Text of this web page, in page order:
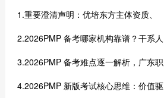
1.重要澄清声明：优培东方主体资质、
2.2026PMP 备考哪家机构靠谱？干系人
3.2026PMP 备考难点逐一解析，广东职
4.2026PMP 新版考试核心思维：价值驱